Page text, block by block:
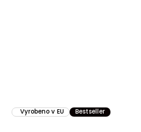
Vyrobeno v EU Bestseller